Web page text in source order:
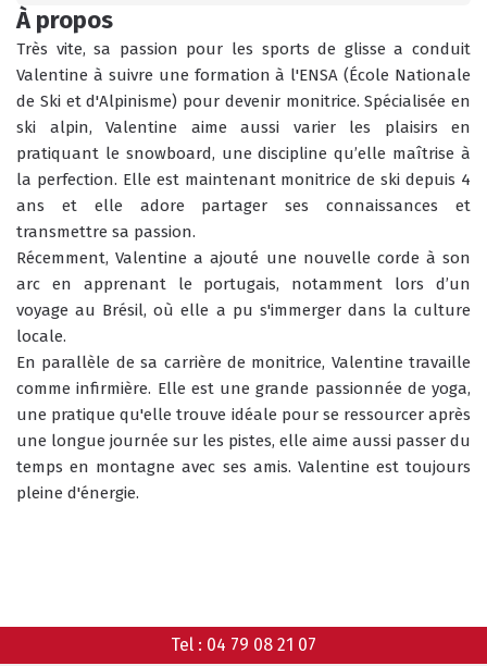
HORAIRES
DU BUREAU ESF
QUEL EST MON NIVEAU ?
ANIMATIONS
GARDERIE
RÉSERVER
COURS COLLECTIFS
RÉSERVER
COURS PRIVÉS
RÉSERVER
À propos
Très vite, sa passion pour les sports de glisse a conduit
Valentine à suivre une formation à l'ENSA (École Nationale
de Ski et d'Alpinisme) pour devenir monitrice. Spécialisée en
ski alpin, Valentine aime aussi varier les plaisirs en
pratiquant le snowboard, une discipline qu’elle maîtrise à
la perfection. Elle est maintenant monitrice de ski depuis 4
ans et elle adore partager ses connaissances et
transmettre sa passion.
Récemment, Valentine a ajouté une nouvelle corde à son
arc en apprenant le portugais, notamment lors d’un
voyage au Brésil, où elle a pu s'immerger dans la culture
locale.
En parallèle de sa carrière de monitrice, Valentine travaille
comme infirmière. Elle est une grande passionnée de yoga,
une pratique qu'elle trouve idéale pour se ressourcer après
une longue journée sur les pistes, elle aime aussi passer du
temps en montagne avec ses amis. Valentine est toujours
pleine d'énergie.
Tel : 04 79 08 21 07